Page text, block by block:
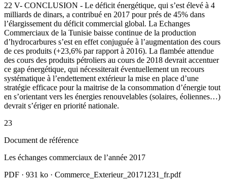
22 V- CONCLUSION - Le déficit énergétique, qui s’est élevé à 4
milliards de dinars, a contribué en 2017 pour prés de 45% dans
l’élargissement du déficit commercial global. La Echanges
Commerciaux de la Tunisie baisse continue de la production
d’hydrocarbures s’est en effet conjuguée à l’augmentation des cours
de ces produits (+23,6% par rapport à 2016). La flambée attendue
des cours des produits pétroliers au cours de 2018 devrait accentuer
ce gap énergétique, qui nécessiterait éventuellement un recours
systématique à l’endettement extérieur la mise en place d’une
stratégie efficace pour la maitrise de la consommation d’énergie tout
en s’orientant vers les énergies renouvelables (solaires, éoliennes…)
devrait s’ériger en priorité nationale.
23
Document de référence
Les échanges commerciaux de l’année 2017
PDF · 931 ko · Commerce_Exterieur_20171231_fr.pdf